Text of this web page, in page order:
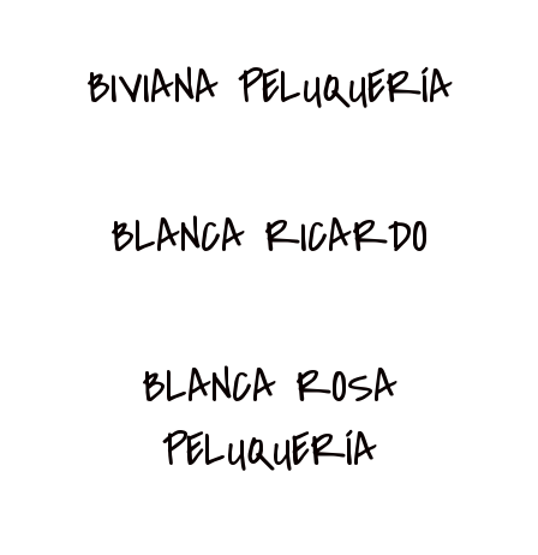
BIVIANA PELUQUERÍA
BLANCA RICARDO
BLANCA ROSA
PELUQUERÍA